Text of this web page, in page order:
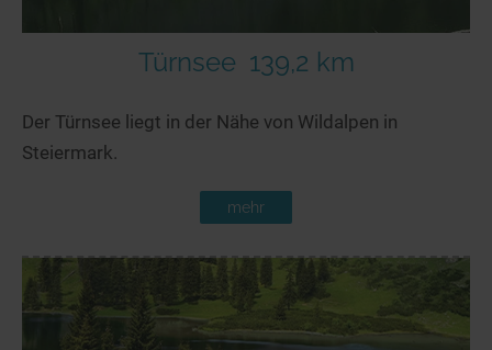
Türnsee 139,2 km
Der Türnsee liegt in der Nähe von Wildalpen in
Steiermark.
mehr